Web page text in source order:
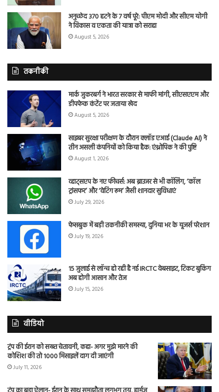
अनुच्छेद 370 हटने के 7 वर्ष पूरे: पीएम मोदी और सीएम योगी
ने विकास व एकता की यात्रा को सराहा
August 5, 2026
तकनीकी
मार्क जुकरबर्ग ने भारत सरकार से माफी मांगी, सीएसएएम और
डीपफेक कंटेंट पर जताया खेद
August 5, 2026
साइबर सुरक्षा परीक्षण के दौरान क्लॉड एआई (Claude AI) ने
तीन असली कंपनियों को किया हैक: एंथ्रोपिक ने की पुष्टि
August 1, 2026
व्हाट्सएप के नए फीचर्स: अब ब्राउजर से भी कॉलिंग, ‘कॉल
ट्रांसफर’ और ‘वेटिंग रूम’ जैसी शानदार सुविधाएं
July 29, 2026
फेसबुक में बड़ी तकनीकी समस्या, दुनिया भर के यूजर्स परेशान
July 19, 2026
15 जुलाई से लॉन्च हो रही है नई IRCTC वेबसाइट, टिकट बुकिंग
अब होगी आसान और तेज
July 15, 2026
वीडियो
ट्रंप की ईरान को सख्त चेतावनी, कहा- अगर मुझे मारने की
कोशिश की तो 1000 मिसाइलें दाग दी जाएंगी
July 11, 2026